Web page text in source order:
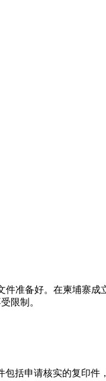
件准备好。在柬埔寨
限制。
括申请核实的复印